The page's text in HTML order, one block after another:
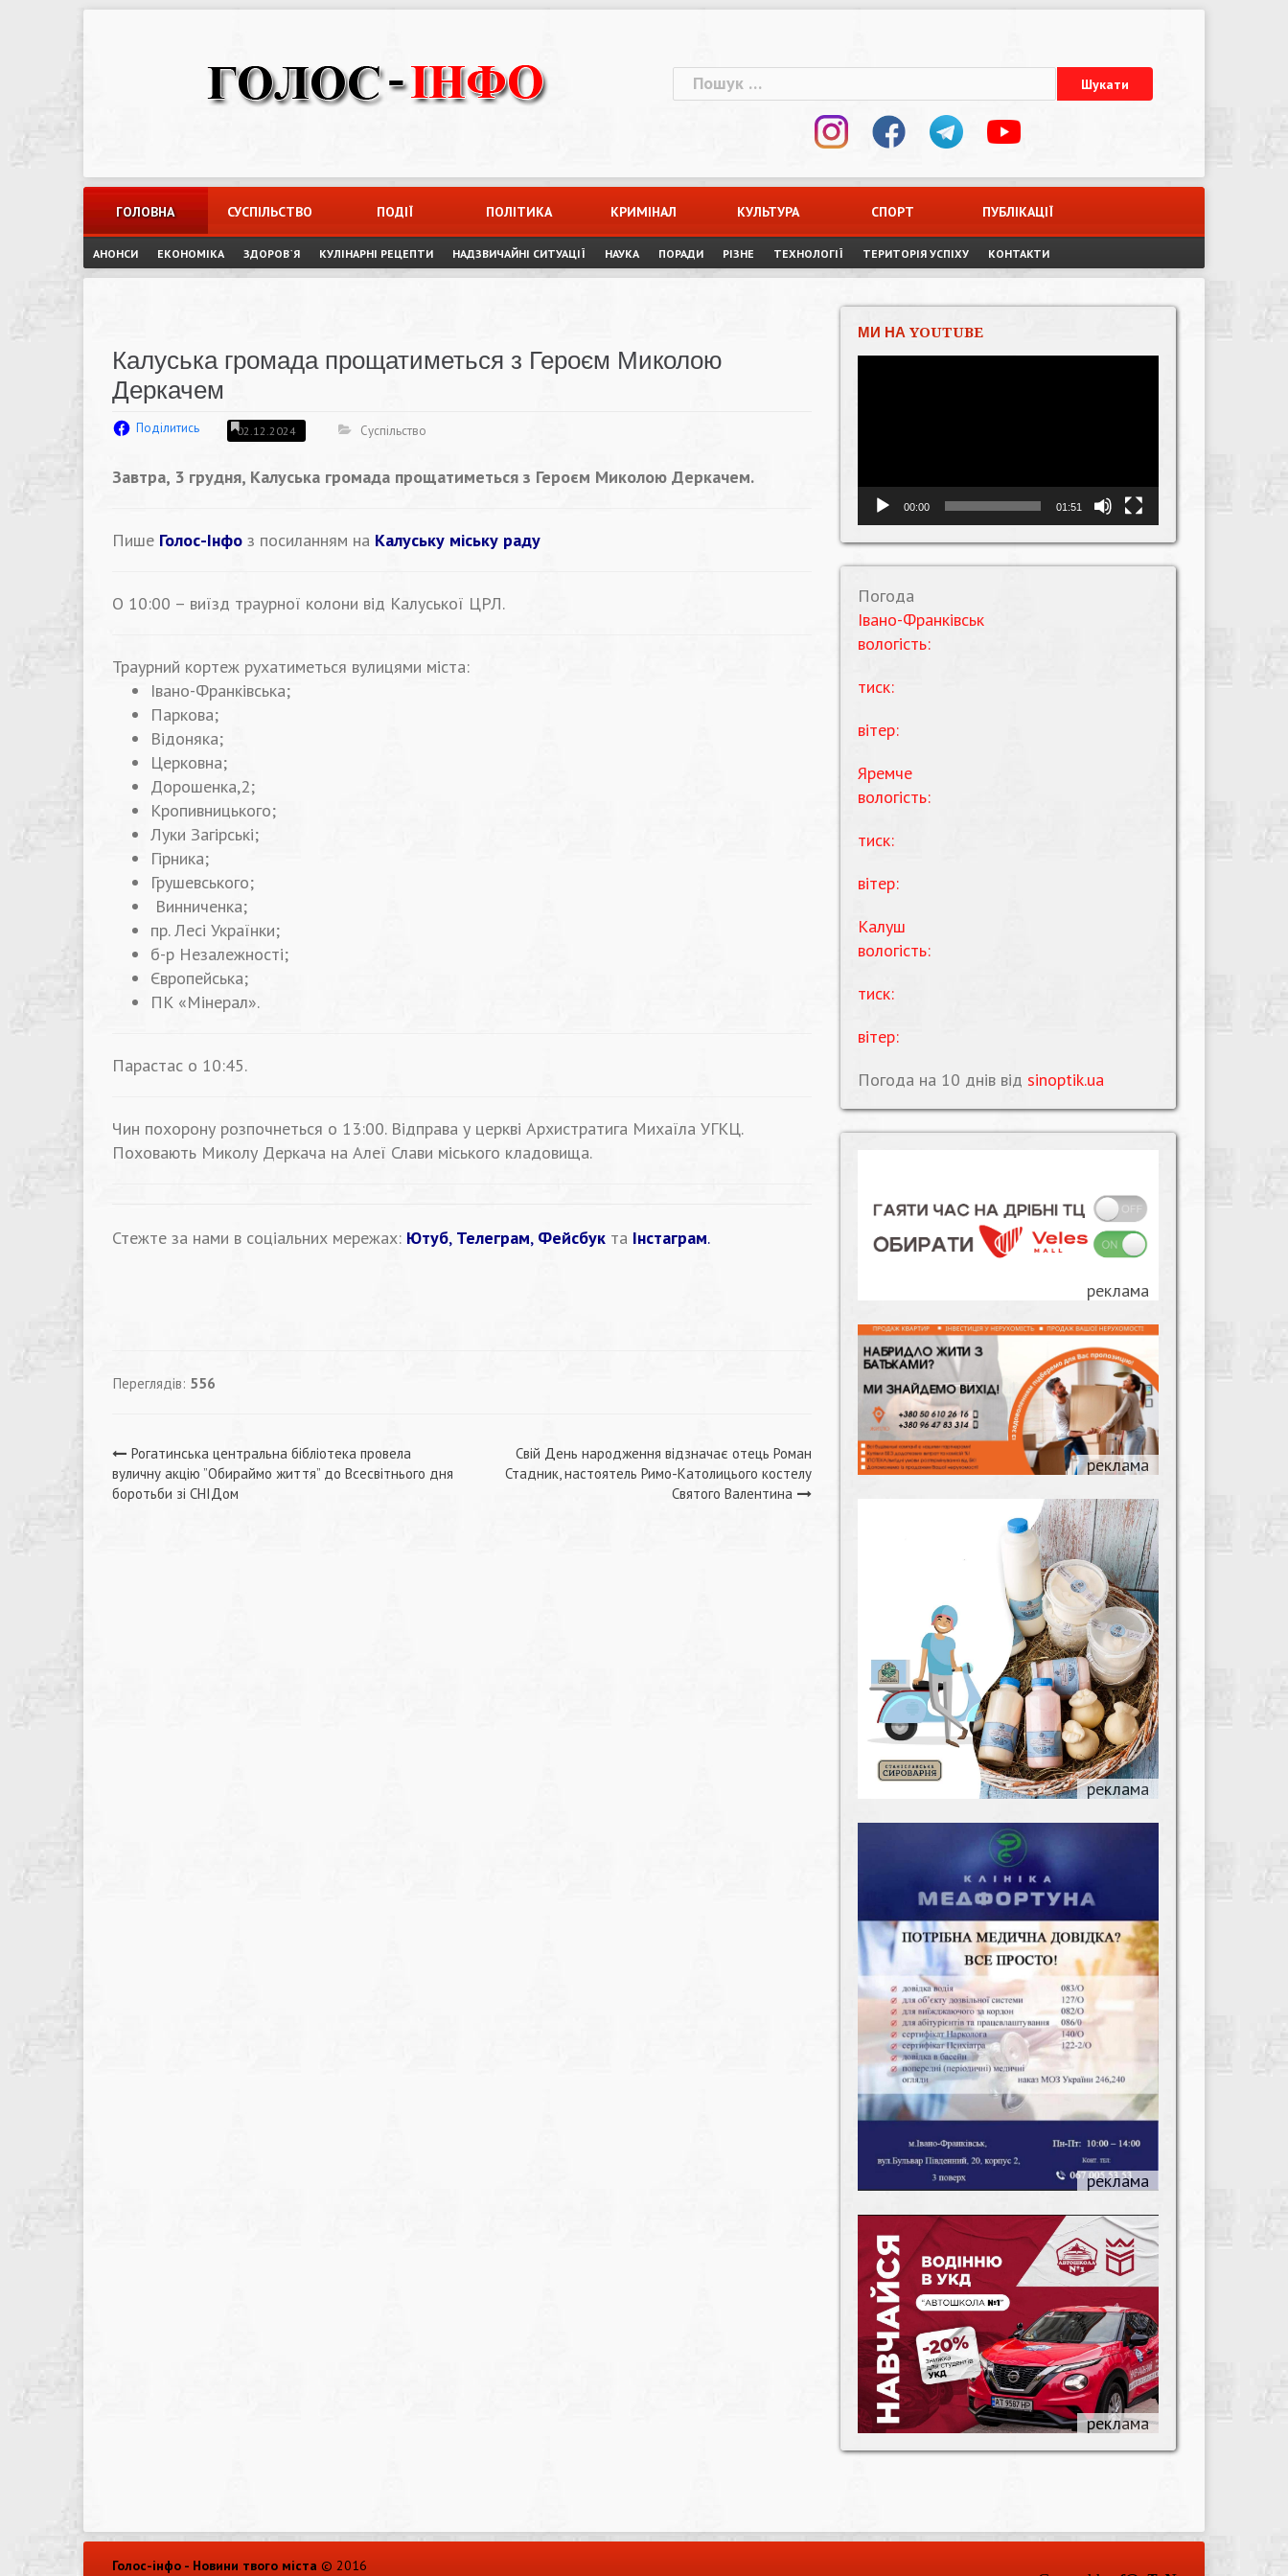
Пошук:
ГОЛОВНА СУСПІЛЬСТВО ПОДІЇ ПОЛІТИКА КРИМІНАЛ КУЛЬТУРА СПОРТ ПУБЛІКАЦІЇ
АНОНСИ ЕКОНОМІКА ЗДОРОВ`Я КУЛІНАРНІ РЕЦЕПТИ НАДЗВИЧАЙНІ СИТУАЦІЇ НАУКА ПОРАДИ РІЗНЕ ТЕХНОЛОГІЇ ТЕРИТОРІЯ УСПІХУ КОНТАКТИ
Калуська громада прощатиметься з Героєм Миколою
Деркачем
Поділитись 02.12.2024 Суспільство
Завтра, 3 грудня, Калуська громада прощатиметься з Героєм Миколою Деркачем.
Пише Голос-Інфо з посиланням на Калуську міську раду
О 10:00 – виїзд траурної колони від Калуської ЦРЛ.
Траурний кортеж рухатиметься вулицями міста:
Івано-Франківська;
Паркова;
Відоняка;
Церковна;
Дорошенка,2;
Кропивницького;
Луки Загірські;
Гірника;
Грушевського;
Винниченка;
пр. Лесі Українки;
б-р Незалежності;
Європейська;
ПК «Мінерал».
Парастас о 10:45.
Чин похорону розпочнеться о 13:00. Відправа у церкві Архистратига Михаїла УГКЦ.
Поховають Миколу Деркача на Алеї Слави міського кладовища.
Стежте за нами в соціальних мережах: Ютуб, Телеграм, Фейсбук та Інстаграм.
Переглядів: 556
Навігація
записів
Рогатинська центральна бібліотека провела
вуличну акцію ”Обираймо життя” до Всесвітнього дня
боротьби зі СНІДом
Свій День народження відзначає отець Роман
Стадник, настоятель Римо-Католицього костелу
Святого Валентина
МИ НА YOUTUBE
00:00 01:51
Погода
Івано-Франківськ
вологість:
тиск:
вітер:
Яремче
вологість:
тиск:
вітер:
Калуш
вологість:
тиск:
вітер:
Погода на 10 днів від sinoptik.ua
Голос-інфо - Новини твого міста © 2016